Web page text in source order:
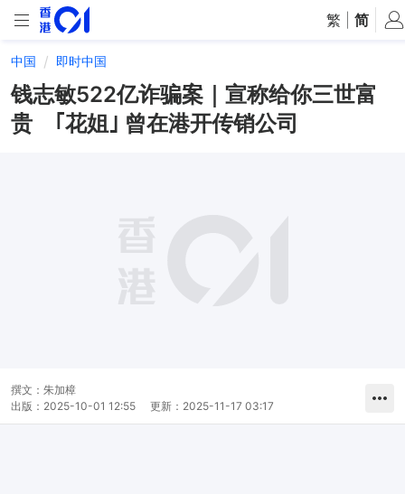
繁 简
中国 即时中国
钱志敏522亿诈骗案｜宣称给你三世富
贵 ｢花姐｣ 曾在港开传销公司
撰文： 朱加樟
出版： 2025-10-01 12:55 更新： 2025-11-17 03:17